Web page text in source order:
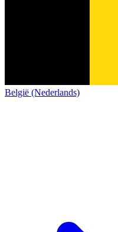
België (Nederlands)